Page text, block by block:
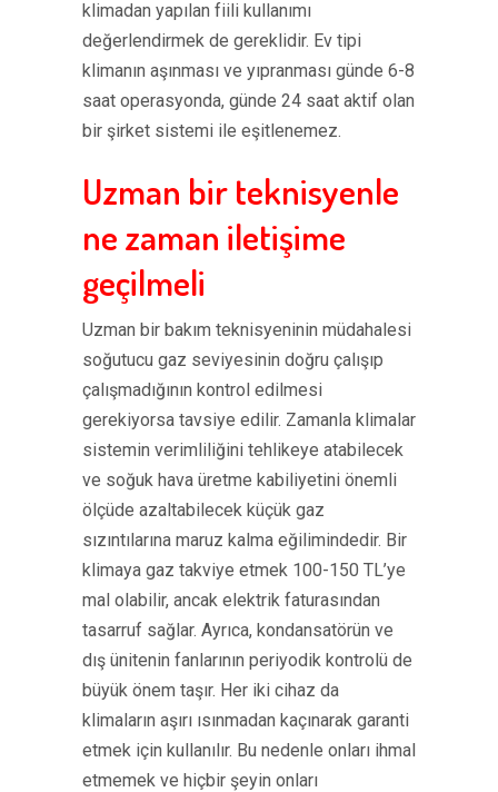
klimadan yapılan fiili kullanımı
değerlendirmek de gereklidir. Ev tipi
klimanın aşınması ve yıpranması günde 6-8
saat operasyonda, günde 24 saat aktif olan
bir şirket sistemi ile eşitlenemez.
Uzman bir teknisyenle
ne zaman iletişime
geçilmeli
Uzman bir bakım teknisyeninin müdahalesi
soğutucu gaz seviyesinin doğru çalışıp
çalışmadığının kontrol edilmesi
gerekiyorsa tavsiye edilir. Zamanla klimalar
sistemin verimliliğini tehlikeye atabilecek
ve soğuk hava üretme kabiliyetini önemli
ölçüde azaltabilecek küçük gaz
sızıntılarına maruz kalma eğilimindedir. Bir
klimaya gaz takviye etmek 100-150 TL’ye
mal olabilir, ancak elektrik faturasından
tasarruf sağlar. Ayrıca, kondansatörün ve
dış ünitenin fanlarının periyodik kontrolü de
büyük önem taşır. Her iki cihaz da
klimaların aşırı ısınmadan kaçınarak garanti
etmek için kullanılır. Bu nedenle onları ihmal
etmemek ve hiçbir şeyin onları